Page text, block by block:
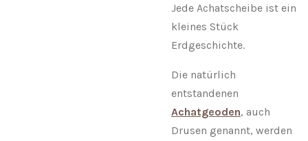
Jede Achatscheibe ist ein
kleines Stück
Erdgeschichte.
Die natürlich
entstandenen
Achatgeoden, auch
Drusen genannt, werden